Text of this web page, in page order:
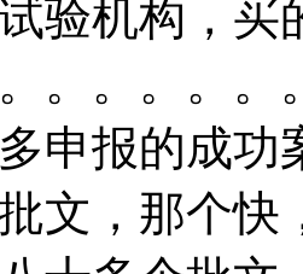
验机构，买
。。。。
申报的成功
文，那个